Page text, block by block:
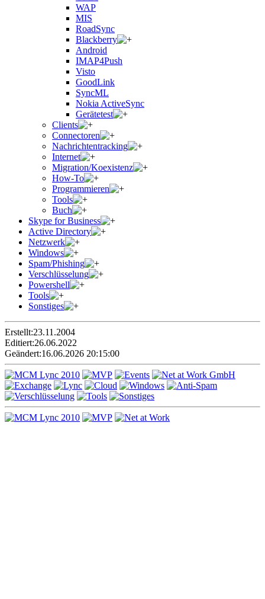
WAP
MIS
RoadSync
Blackberry
Android
IMAP4Push
Visto
GoodLink
SyncML
Nokia ActiveSync
Gerätetest
Clients
Connectoren
Nachrichtentracking
Internet
Migration/Koexistenz
How-To
Programmieren
Tools
Buch
Skype for Business
Active Directory
Netzwerk
Windows
Spam/Phishing
Verschlüsselung
Powershell
Tools
Sonstiges
Erstellt:23.11.2004
Editiert:26.06.2022
Geändert:16.06.2026 20:15:00